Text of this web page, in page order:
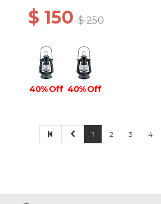
$ 150$ 250
40% Off 40% Off
1 2 3 4